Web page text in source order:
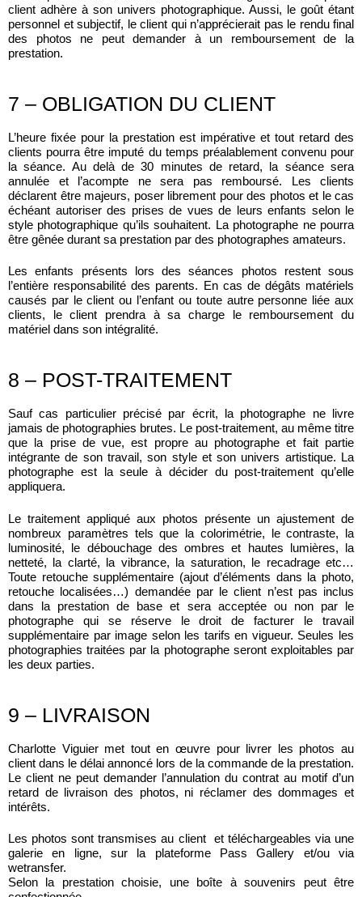
client adhère à son univers photographique. Aussi, le goût étant
personnel et subjectif, le client qui n’apprécierait pas le rendu final
des photos ne peut demander à un remboursement de la
prestation.
7 – OBLIGATION DU CLIENT
L’heure fixée pour la prestation est impérative et tout retard des
clients pourra être imputé du temps préalablement convenu pour
la séance. Au delà de 30 minutes de retard, la séance sera
annulée et l’acompte ne sera pas remboursé. Les clients
déclarent être majeurs, poser librement pour des photos et le cas
échéant autoriser des prises de vues de leurs enfants selon le
style photographique qu’ils souhaitent. La photographe ne pourra
être gênée durant sa prestation par des photographes amateurs.
Les enfants présents lors des séances photos restent sous
l’entière responsabilité des parents. En cas de dégâts matériels
causés par le client ou l’enfant ou toute autre personne liée aux
clients, le client prendra à sa charge le remboursement du
matériel dans son intégralité.
​8 – POST-TRAITEMENT
Sauf cas particulier précisé par écrit, la photographe ne livre
jamais de photographies brutes. Le post-traitement, au même titre
que la prise de vue, est propre au photographe et fait partie
intégrante de son travail, son style et son univers artistique. La
photographe est la seule à décider du post-traitement qu’elle
appliquera.
Le traitement appliqué aux photos présente un ajustement de
nombreux paramètres tels que la colorimétrie, le contraste, la
luminosité, le débouchage des ombres et hautes lumières, la
netteté, la clarté, la vibrance, la saturation, le recadrage etc…
Toute retouche supplémentaire (ajout d’éléments dans la photo,
retouche localisées…) demandée par le client n’est pas inclus
dans la prestation de base et sera acceptée ou non par le
photographe qui se réserve le droit de facturer le travail
supplémentaire par image selon les tarifs en vigueur. Seules les
photographies traitées par la photographe seront exploitables par
les deux parties.
9 – LIVRAISON
Charlotte Viguier met tout en œuvre pour livrer les photos au
client dans le délai annoncé lors de la commande de la prestation.
Le client ne peut demander l’annulation du contrat au motif d’un
retard de livraison des photos, ni réclamer des dommages et
intérêts.
Les photos sont transmises au client et téléchargeables via une
galerie en ligne, sur la plateforme Pass Gallery et/ou via
wetransfer.
Selon la prestation choisie, une boîte à souvenirs peut être